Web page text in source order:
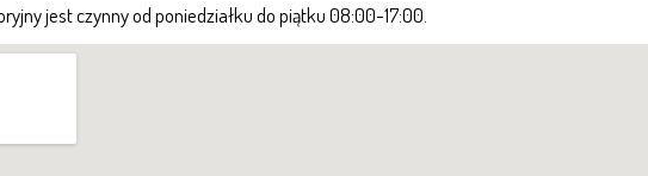
jest czynny od poniedziałku do piątku 08:00-17:00.